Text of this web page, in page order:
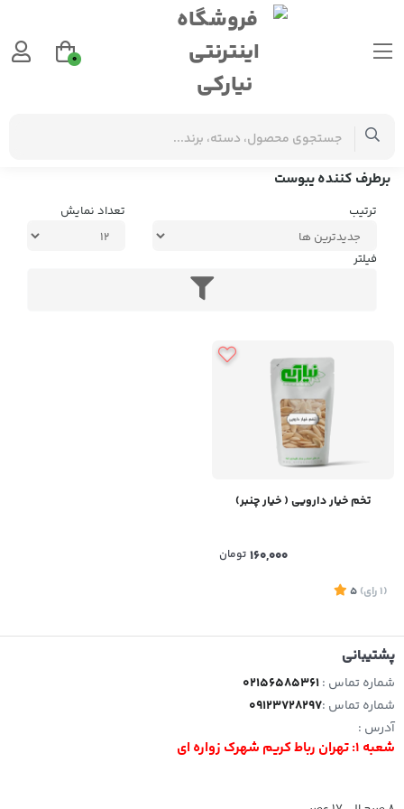
برچسب‌ها برطرف کننده یبوست
برطرف کننده یبوست
ترتیب تعداد نمایش
فیلتر
تخم خیار دارویی ( خیار چنبر)
160,000 تومان
(1 رای)
5
پشتیبانی
شماره تماس :02156585361
شماره تماس :09123728297
آدرس :
شعبه 1: تهران رباط کریم شهرک زواره ای
0